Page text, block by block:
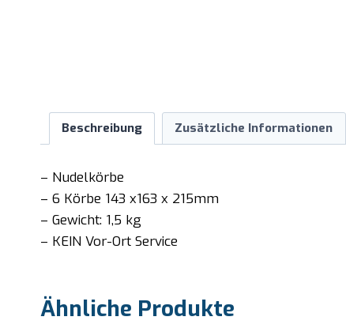
Beschreibung Zusätzliche Informationen
– Nudelkörbe
– 6 Körbe 143 x163 x 215mm
– Gewicht: 1,5 kg
– KEIN Vor-Ort Service
Ähnliche Produkte